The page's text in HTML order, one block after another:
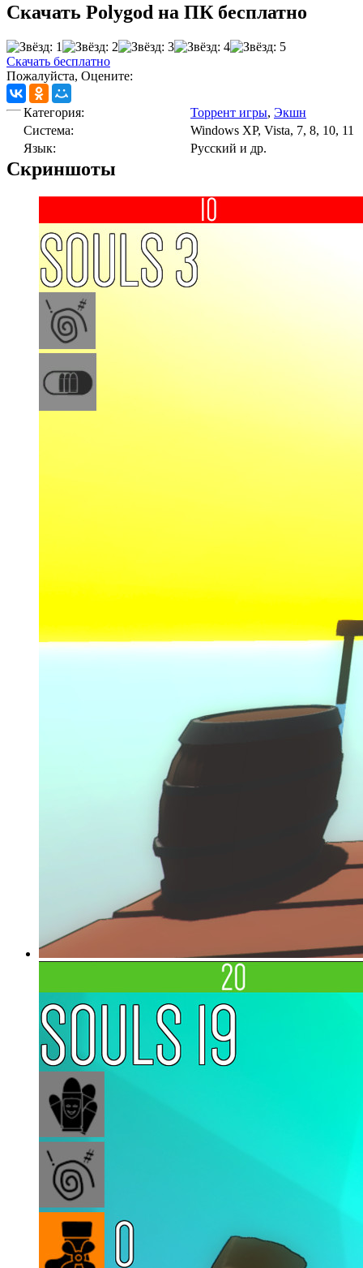
Скачать Polygod на ПК бесплатно
Скачать бесплатно
Пожалуйста, Оцените:
Категория: Торрент игры, Экшн
Cистема:
Windows XP, Vista, 7, 8, 10, 11
Язык:
Русский и др.
Скриншоты